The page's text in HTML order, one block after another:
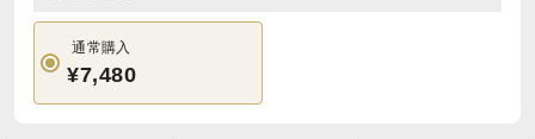
通常購入
¥7,480